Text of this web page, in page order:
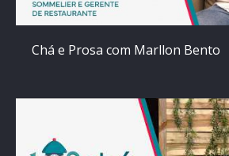
Chá e Prosa com Marllon Bento